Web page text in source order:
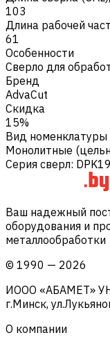
103
Длина рабочей
61
Особенности
Сверло для
Бренд
AdvaCut
Скидка
15%
Вид номенклатуры
Монолитные
Серия сверл:
Ваш надежный
оборудования и
металлообработки
© 1990 — 2026
ИООО «АБАМЕТ»
г.Минск,
О компании